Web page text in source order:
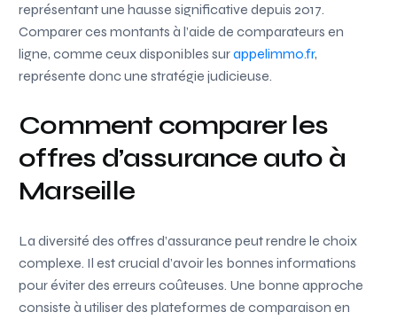
représentant une hausse significative depuis 2017.
Comparer ces montants à l’aide de comparateurs en
ligne, comme ceux disponibles surappelimmo.fr,
représente donc une stratégie judicieuse.
Comment comparer les
offres d’assurance auto à
Marseille
La diversité des offres d’assurance peut rendre le choix
complexe. Il est crucial d’avoir les bonnes informations
pour éviter des erreurs coûteuses. Une bonne approche
consiste à utiliser des plateformes de comparaison en